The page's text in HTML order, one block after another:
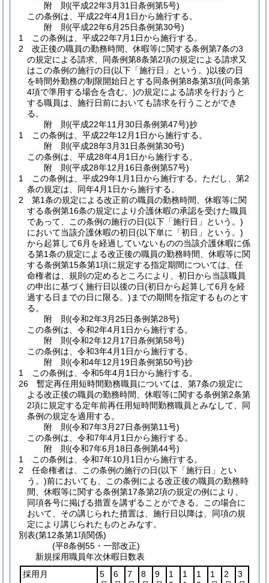
附 則(平成22年3月31日条例第5号)
この条例は、平成22年4月1日から施行する。
附 則(平成22年6月25日条例第30号)
1
この条例は、平成22年7月1日から施行する。
2
改正後の職員の勤務時間、休暇等に関する条例第7条の3
の規定による請求、同条例第8条第2項の規定による請求又
はこの条例の施行の日(以下「施行日」という。)以後の日
を時間外勤務の制限開始日とする同条例第8条第3項(同条第
4項で準用する場合を含む。)の規定による請求を行おうと
する職員は、施行日前においても請求を行うことができ
る。
附 則(平成22年11月30日条例第47号)抄
1
この条例は、平成22年12月1日から施行する。
附 則(平成28年3月31日条例第30号)
この条例は、平成28年4月1日から施行する。
附 則(平成28年12月16日条例第57号)
1
この条例は、平成29年1月1日から施行する。 ただし、第2
条の規定は、同年4月1日から施行する。
2
第1条の規定による改正前の職員の勤務時間、休暇等に関
する条例第16条の規定により介護休暇の承認を受けた職員
であって、この条例の施行の日(以下「施行日」という。)
において当該介護休暇の初日(以下単に「初日」という。)
から起算して6月を経過していないものの当該介護休暇に係
る第1条の規定による改正後の職員の勤務時間、休暇等に関
する条例第15条第1項に規定する指定期間については、任
命権者は、規則の定めるところにより、初日から当該職員
の申出に基づく施行日以後の日(初日から起算して6月を経
過する日までの日に限る。) までの期間を指定するものとす
る。
附 則(令和2年3月25日条例第28号)
この条例は、令和2年4月1日から施行する。
附 則(令和2年12月17日条例第58号)
この条例は、令和3年4月1日から施行する。
附 則(令和4年12月19日条例第50号)抄
1
この条例は、令和5年4月1日から施行する。
26
暫定再任用短時間勤務職員については、第7条の規定に
よる改正後の職員の勤務時間、休暇等に関する条例第2条第
2項に規定する定年前再任用短時間勤務職員とみなして、同
条例の規定を適用する。
附 則(令和7年3月27日条例第11号)
この条例は、令和7年4月1日から施行する。
附 則(令和7年6月18日条例第44号)
1
この条例は、令和7年10月1日から施行する。
2
任命権者は、この条例の施行の日(以下「施行日」とい
う。)前においても、この条例による改正後の職員の勤務時
間、休暇等に関する条例第17条第2項の規定の例により、
同項各号に掲げる措置を講ずることができる。
この場合に
おいて、その講じられた措置は、施行日以降は、同項の規
定により講じられたものとみなす。
別表(第12条第1項関係)
(平8条例55・一部改正)
新規採用職員年次休暇日数表
採用月
5
6
7
8
9
1
1
1
1
2
3